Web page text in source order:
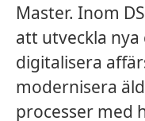
Master. Inom
att utveckla
digitalisera
modernisera
processer med